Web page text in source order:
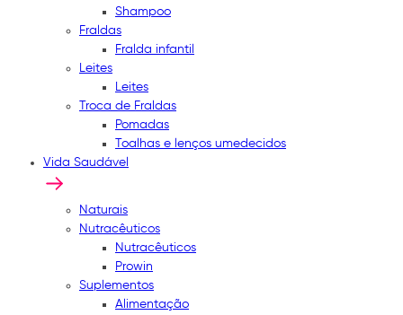
Shampoo
Fraldas
Fralda infantil
Leites
Leites
Troca de Fraldas
Pomadas
Toalhas e lenços umedecidos
Vida Saudável
Naturais
Nutracêuticos
Nutracêuticos
Prowin
Suplementos
Alimentação